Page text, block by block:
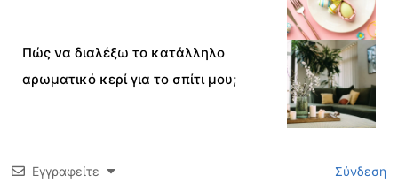
Πώς να διαλέξω το κατάλληλο
αρωματικό κερί για το σπίτι μου;
Εγγραφείτε Σύνδεση